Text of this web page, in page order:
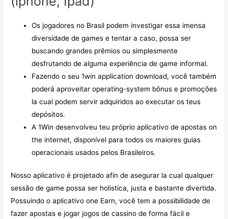
Os jogadores no Brasil podem investigar essa imensa
diversidade de games e tentar a caso, possa ser
buscando grandes prêmios ou simplesmente
desfrutando de alguma experiência de game informal.
Fazendo o seu 1win application download, você também
poderá aproveitar operating-system bônus e promoções
la cual podem servir adquiridos ao executar os teus
depósitos.
A 1Win desenvolveu teu próprio aplicativo de apostas on
the internet, disponível para todos os maiores guias
operacionais usados pelos Brasileiros.
Nosso aplicativo é projetado afin de asegurar la cual qualquer
sessão de game possa ser holistica, justa e bastante divertida.
Possuindo o aplicativo one Earn, você tem a possibilidade de
fazer apostas e jogar jogos de cassino de forma fácil e